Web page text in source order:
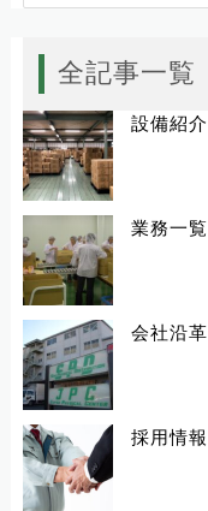
全記事一覧
設備紹介
業務一覧
会社沿革
採用情報